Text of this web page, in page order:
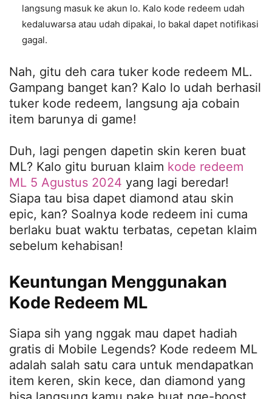
langsung masuk ke akun lo. Kalo kode redeem udah
kedaluwarsa atau udah dipakai, lo bakal dapet notifikasi
gagal.
Nah, gitu deh cara tuker kode redeem ML.
Gampang banget kan? Kalo lo udah berhasil
tuker kode redeem, langsung aja cobain
item barunya di game!
Duh, lagi pengen dapetin skin keren buat
ML? Kalo gitu buruan klaim kode redeem
ML 5 Agustus 2024 yang lagi beredar!
Siapa tau bisa dapet diamond atau skin
epic, kan? Soalnya kode redeem ini cuma
berlaku buat waktu terbatas, cepetan klaim
sebelum kehabisan!
Keuntungan Menggunakan
Kode Redeem ML
Siapa sih yang nggak mau dapet hadiah
gratis di Mobile Legends? Kode redeem ML
adalah salah satu cara untuk mendapatkan
item keren, skin kece, dan diamond yang